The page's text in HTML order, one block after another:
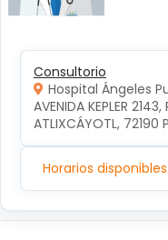
Consultorio
Hospital Ángeles
AVENIDA KEPLER 2143,
ATLIXCÁYOTL, 72190
Horarios disponibles